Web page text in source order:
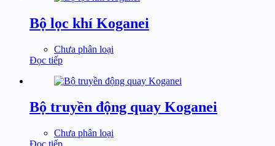
Bộ lọc khí Koganei
Chưa phân loại
Đọc tiếp
Bộ truyền động quay Koganei
Chưa phân loại
Đọc tiếp